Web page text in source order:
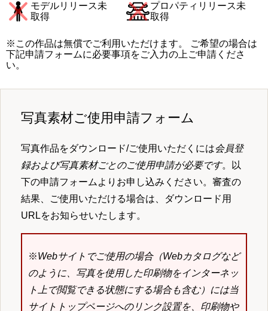
モデルリリース未
取得
プロパティリリース未
取得
※この作品は無償でご利用いただけます。 ご希望の場合は
下記申請フォームに必要事項をご入力の上ご申請くださ
い。
写真素材ご使用申請フォーム
写真作品をダウンロード/ご使用いただくには会員登
録および写真素材ごとのご使用申請が必要です。以
下の申請フォームよりお申し込みください。審査の
結果、ご使用いただける場合は、ダウンロード用
URLをお知らせいたします。
※Webサイトでご使用の場合（Webカタログなど
のように、写真を使用した印刷物をインターネッ
ト上で閲覧できる状態にする場合も含む）には当
サイトトップページへのリンク設置を、印刷物や